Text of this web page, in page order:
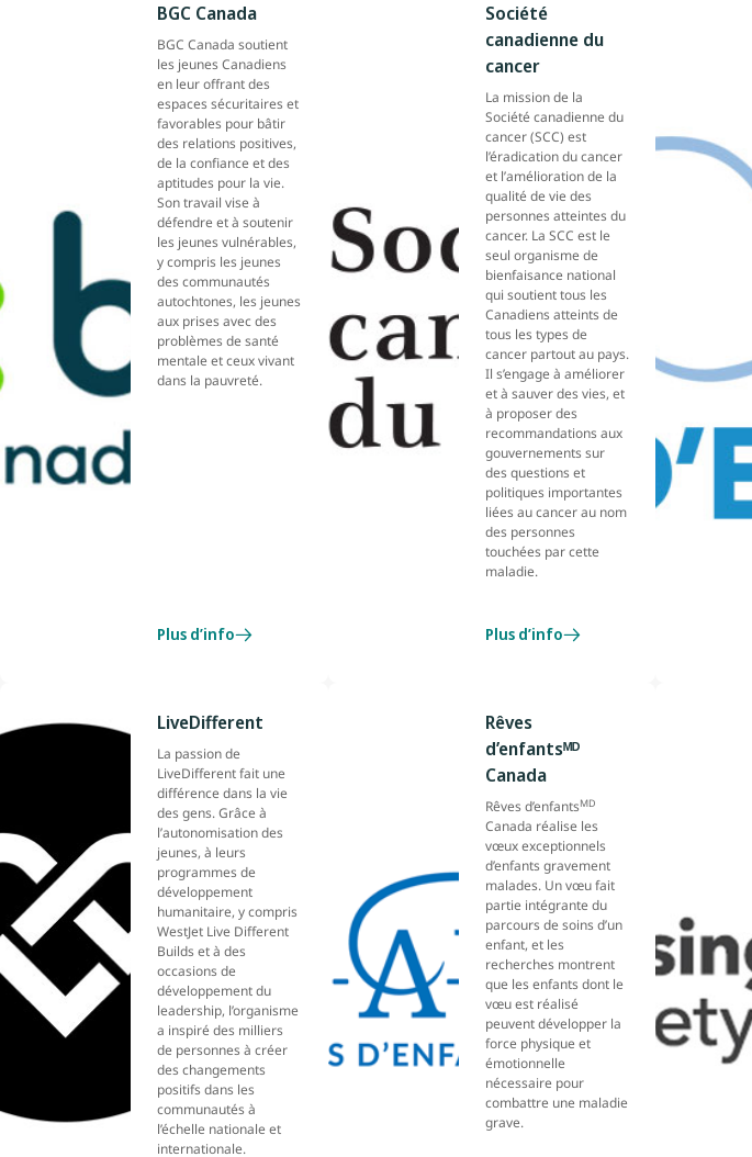
BGC Canada
BGC Canada soutient
les jeunes Canadiens
en leur offrant des
espaces sécuritaires et
favorables pour bâtir
des relations positives,
de la confiance et des
aptitudes pour la vie.
Son travail vise à
défendre et à soutenir
les jeunes vulnérables,
y compris les jeunes
des communautés
autochtones, les jeunes
aux prises avec des
problèmes de santé
mentale et ceux vivant
dans la pauvreté.
Plus d’info
Société
canadienne du
cancer
La mission de la
Société canadienne du
cancer (SCC) est
l’éradication du cancer
et l’amélioration de la
qualité de vie des
personnes atteintes du
cancer. La SCC est le
seul organisme de
bienfaisance national
qui soutient tous les
Canadiens atteints de
tous les types de
cancer partout au pays.
Il s’engage à améliorer
et à sauver des vies, et
à proposer des
recommandations aux
gouvernements sur
des questions et
politiques importantes
liées au cancer au nom
des personnes
touchées par cette
maladie.
Plus d’info
LiveDifferent
La passion de
LiveDifferent fait une
différence dans la vie
des gens. Grâce à
l’autonomisation des
jeunes, à leurs
programmes de
développement
humanitaire, y compris
WestJet Live Different
Builds et à des
occasions de
développement du
leadership, l’organisme
a inspiré des milliers
de personnes à créer
des changements
positifs dans les
communautés à
l’échelle nationale et
internationale.
Rêves
d’enfantsᴹᴰ
Canada
Rêves d’enfantsMD
Canada réalise les
vœux exceptionnels
d’enfants gravement
malades. Un vœu fait
partie intégrante du
parcours de soins d’un
enfant, et les
recherches montrent
que les enfants dont le
vœu est réalisé
peuvent développer la
force physique et
émotionnelle
nécessaire pour
combattre une maladie
grave.